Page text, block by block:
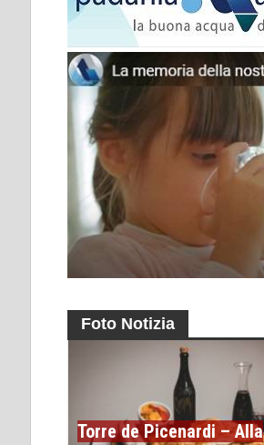
Foto Notizia
Torre de Picenardi – Alla